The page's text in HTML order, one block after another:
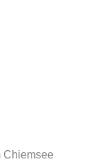
Chiemsee